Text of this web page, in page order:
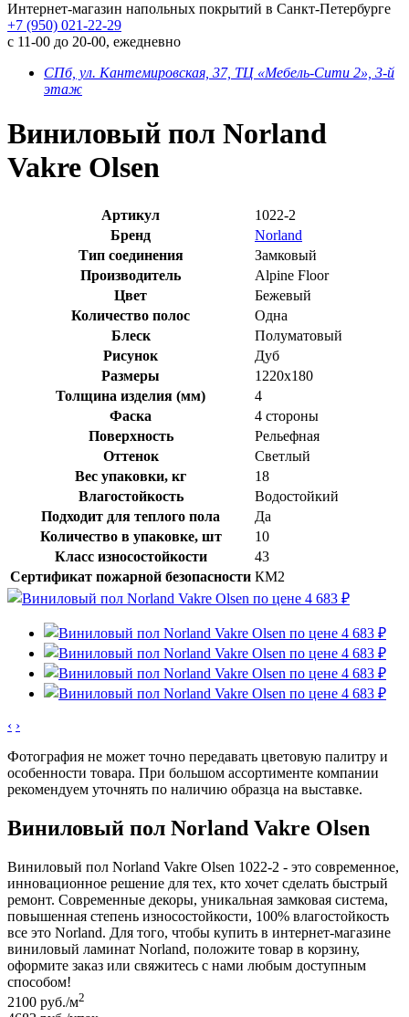
Интернет-магазин напольных покрытий в Санкт-Петербурге
+7 (950) 021-22-29
с 11-00 до 20-00, ежедневно
СПб, ул. Кантемировская, 37, ТЦ «Мебель-Сити 2», 3-й
этаж
Виниловый пол Norland
Vakre Olsen
Артикул
1022-2
Бренд
Norland
Тип соединения
Замковый
Производитель
Alpine Floor
Цвет
Бежевый
Количество полос
Одна
Блеск
Полуматовый
Рисунок
Дуб
Размеры
1220x180
Толщина изделия (мм)
4
Фаска
4 стороны
Поверхность
Рельефная
Оттенок
Светлый
Вес упаковки, кг
18
Влагостойкость
Водостойкий
Подходит для теплого пола
Да
Количество в упаковке, шт
10
Класс износостойкости
43
Сертификат пожарной безопасности КМ2
‹ ›
Фотография не может точно передавать цветовую палитру и
особенности товара. При большом ассортименте компании
рекомендуем уточнять по наличию образца на выставке.
Виниловый пол Norland Vakre Olsen
Виниловый пол Norland Vakre Olsen 1022-2 - это современное,
инновационное решение для тех, кто хочет сделать быстрый
ремонт. Современные декоры, уникальная замковая система,
повышенная степень износостойкости, 100% влагостойкость
все это Norland. Для того, чтобы купить в интернет-магазине
виниловый ламинат Norland, положите товар в корзину,
оформите заказ или свяжитесь с нами любым доступным
способом!
2100 руб./м2